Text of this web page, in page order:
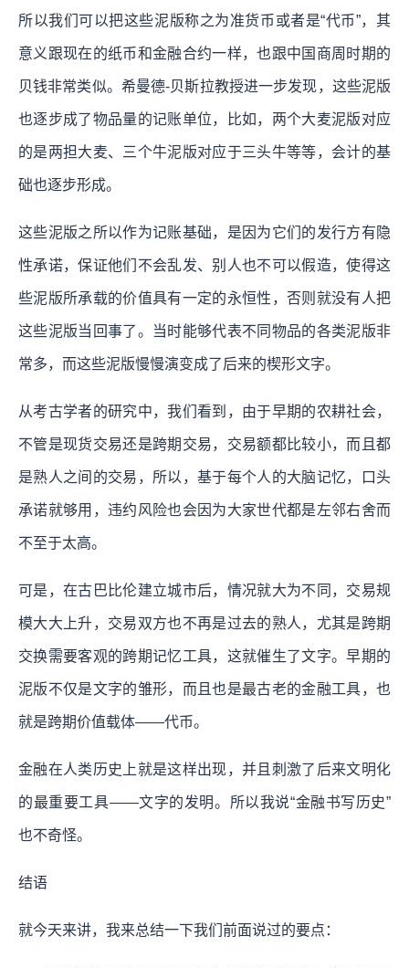
所以我们可以把这些泥版称之为准货币或者是“代币”，其
意义跟现在的纸币和金融合约一样，也跟中国商周时期的
贝钱非常类似。希曼德-贝斯拉教授进一步发现，这些泥版
也逐步成了物品量的记账单位，比如，两个大麦泥版对应
的是两担大麦、三个牛泥版对应于三头牛等等，会计的基
础也逐步形成。
这些泥版之所以作为记账基础，是因为它们的发行方有隐
性承诺，保证他们不会乱发、别人也不可以假造，使得这
些泥版所承载的价值具有一定的永恒性，否则就没有人把
这些泥版当回事了。当时能够代表不同物品的各类泥版非
常多，而这些泥版慢慢演变成了后来的楔形文字。
从考古学者的研究中，我们看到，由于早期的农耕社会，
不管是现货交易还是跨期交易，交易额都比较小，而且都
是熟人之间的交易，所以，基于每个人的大脑记忆，口头
承诺就够用，违约风险也会因为大家世代都是左邻右舍而
不至于太高。
可是，在古巴比伦建立城市后，情况就大为不同，交易规
模大大上升，交易双方也不再是过去的熟人，尤其是跨期
交换需要客观的跨期记忆工具，这就催生了文字。早期的
泥版不仅是文字的雏形，而且也是最古老的金融工具，也
就是跨期价值载体——代币。
金融在人类历史上就是这样出现，并且刺激了后来文明化
的最重要工具——文字的发明。所以我说“金融书写历史”
也不奇怪。
结语
就今天来讲，我来总结一下我们前面说过的要点：